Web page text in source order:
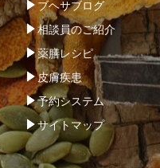
ブヘサブログ
相談員のご紹介
薬膳レシピ
皮膚疾患
予約システム
サイトマップ